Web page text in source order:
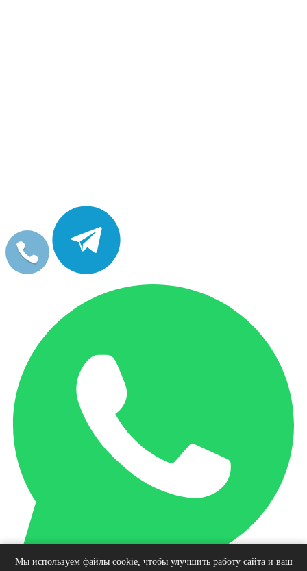
Мы используем файлы cookie, чтобы улучшить работу сайта и ваш